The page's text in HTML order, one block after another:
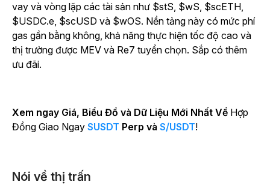
vay và vòng lặp các tài sản như $stS, $wS, $scETH,
$USDC.e, $scUSD và $wOS. Nền tảng này có mức phí
gas gần bằng không, khả năng thực hiện tốc độ cao và
thị trường được MEV và Re7 tuyển chọn. Sắp có thêm
ưu đãi.
Xem ngay Giá, Biểu Đồ và Dữ Liệu Mới Nhất Về Hợp
Đồng Giao Ngay SUSDT Perp và S/USDT!
Nói về thị trấn